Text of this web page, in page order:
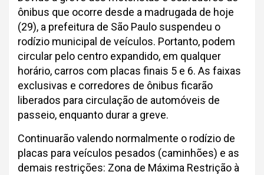
ônibus que ocorre desde a madrugada de hoje
(29), a prefeitura de São Paulo suspendeu o
rodízio municipal de veículos. Portanto, podem
circular pelo centro expandido, em qualquer
horário, carros com placas finais 5 e 6. As faixas
exclusivas e corredores de ônibus ficarão
liberados para circulação de automóveis de
passeio, enquanto durar a greve.
Continuarão valendo normalmente o rodízio de
placas para veículos pesados (caminhões) e as
demais restrições: Zona de Máxima Restrição à